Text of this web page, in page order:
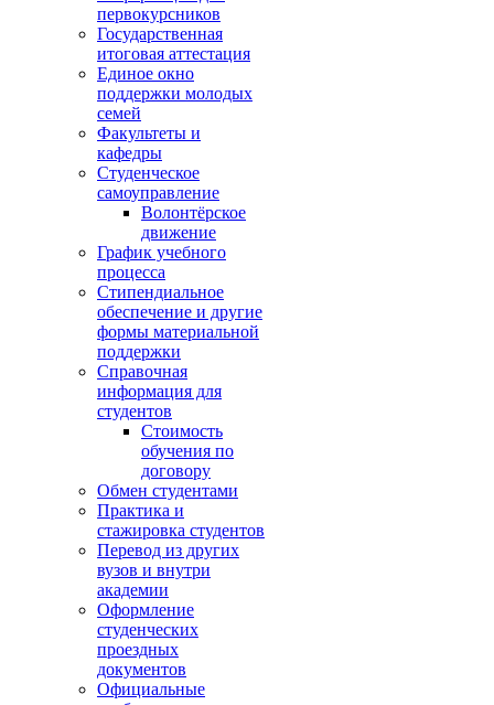
первокурсников
Государственная
итоговая аттестация
Единое окно
поддержки молодых
семей
Факультеты и
кафедры
Студенческое
самоуправление
Волонтёрское
движение
График учебного
процесса
Стипендиальное
обеспечение и другие
формы материальной
поддержки
Справочная
информация для
студентов
Cтоимость
обучения по
договору
Обмен студентами
Практика и
стажировка студентов
Перевод из других
вузов и внутри
академии
Оформление
студенческих
проездных
документов
Официальные